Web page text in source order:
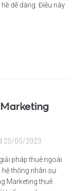
dễ dàng. Điều này
25/05/2023
pháp thuê ngoài
thống nhân sự
Marketing thuê